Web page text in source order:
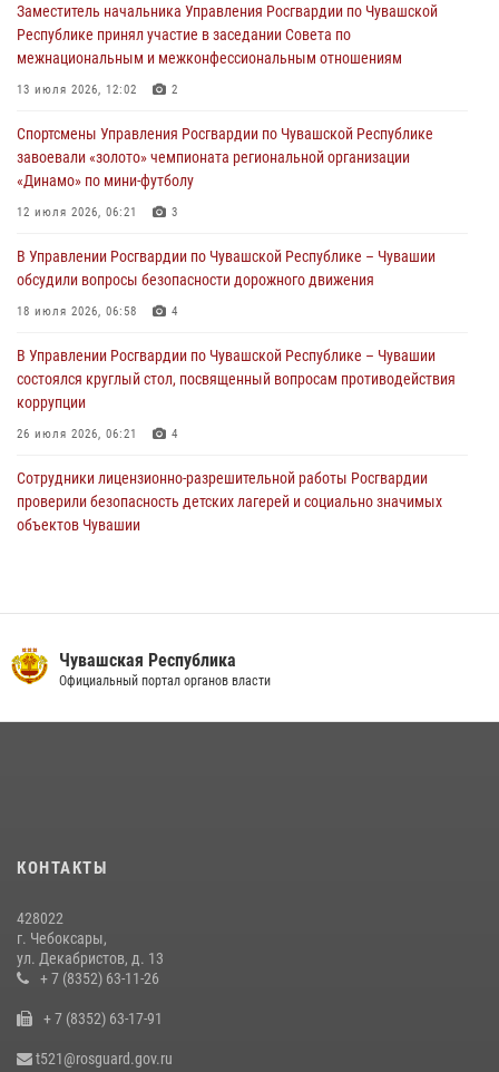
мировой войне 1914-1918 годов
01 августа 2026, 07:19
В Ядрине сотрудники Росгвардии задержали подозреваемого в
01 августа 2026, 06:12
1 августа – День дежурной службы войск национальной гвардии
Российской Федерации
Директор Росгвардии Герой России генерал армии Виктор Золотов
поздравил специалистов подразделений тыла с профессиональным
01 августа 2026, 00:01
Заместитель начальника Управления Росгвардии по Чувашской
Республике принял участие в заседании Совета по
межнациональным и межконфессиональным отношениям
13 июля 2026, 12:02 2
Спортсмены Управления Росгвардии по Чувашской Республике
завоевали «золото» чемпионата региональной организации
«Динамо» по мини-футболу
12 июля 2026, 06:21 3
В Управлении Росгвардии по Чувашской Республике – Чувашии
обсудили вопросы безопасности дорожного движения
18 июля 2026, 06:58 4
В Управлении Росгвардии по Чувашской Республике – Чувашии
состоялся круглый стол, посвященный вопросам противодействия
коррупции
26 июля 2026, 06:21 4
Сотрудники лицензионно-разрешительной работы Росгвардии
проверили безопасность детских лагерей и социально значимых
объектов Чувашии
14 июля 2026, 13:09 3
программы «Время СВОих» на Национальном телевидении Чувашии
27 июля 2026, 05:05
В преддверии сезона охоты Управление Росгвардии по Чувашской
Республике напоминает о правилах обращения с оружием
16 июля 2026, 12:46
Офицер СОБР «Искра» завоевал серебряную медаль на чемпионате
Чувашская Республика
Официальный портал органов власти
КОНТАКТЫ
428022
г. Чебоксары,
ул. Декабристов, д. 13
+ 7 (8352) 63-11-26
+ 7 (8352) 63-17-91
t521@rosguard.gov.ru